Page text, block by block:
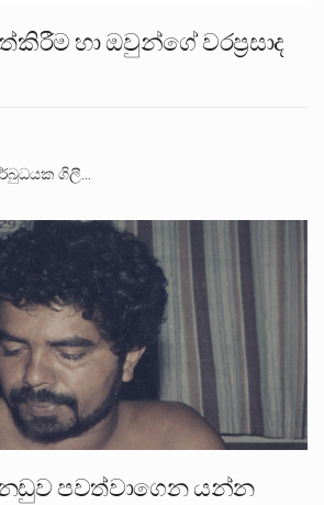
හා ඔවුන්ගේ වරප්‍රසාද
ගිලී…
පවත්වාගෙන යන්න